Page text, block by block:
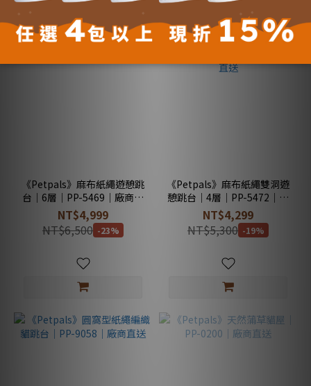
《Petpals》麻布紙繩遊憩跳
台｜6層｜PP-5469｜廠商直
送
NT$4,999
NT$6,500 -23%
《Petpals》麻布紙繩雙洞遊
憩跳台｜4層｜PP-5472｜廠
商直送
NT$4,299
NT$5,300 -19%